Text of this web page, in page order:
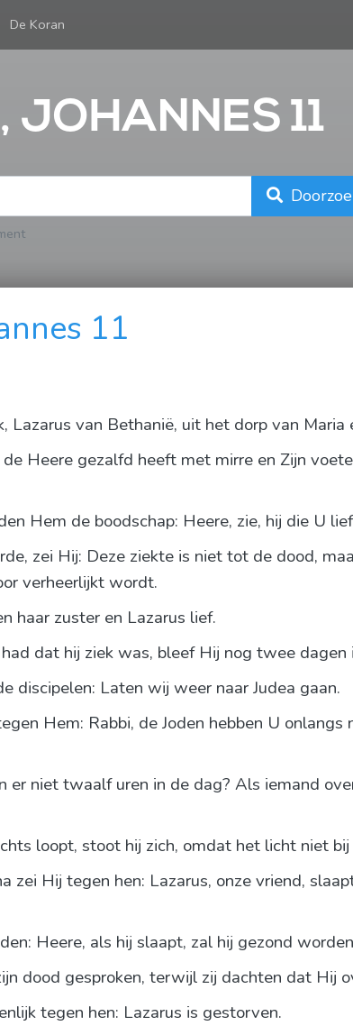
De Koran
JOHANNES 11
11
Lazarus van Bethanië, uit het dorp van Maria
Heere gezalfd heeft met mirre en Zijn
Hem de boodschap: Heere, zie, hij die U
zei Hij: Deze ziekte is niet tot de dood,
verheerlijkt wordt.
haar zuster en Lazarus lief.
dat hij ziek was, bleef Hij nog twee
discipelen: Laten wij weer naar Judea gaan.
Hem: Rabbi, de Joden hebben U
er niet twaalf uren in de dag? Als iemand
loopt, stoot hij zich, omdat het licht niet bij
zei Hij tegen hen: Lazarus, onze vriend,
Heere, als hij slaapt, zal hij gezond
dood gesproken, terwijl zij dachten dat Hij
tegen hen: Lazarus is gestorven.